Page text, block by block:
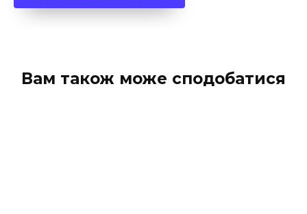
Вам також може сподобатися